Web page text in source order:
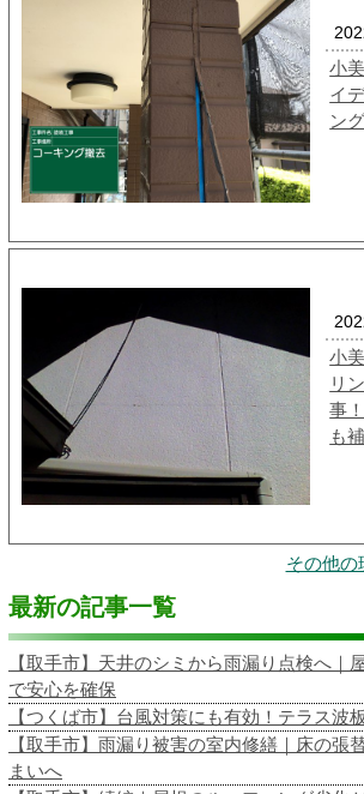
小
イ
ン
小
リ
事
も
その他の
最新の記事一覧
【取手市】天井のシミから雨漏り点検へ｜
で安心を確保
【つくば市】台風対策にも有効！テラス波
【取手市】雨漏り被害の室内修繕｜床の張
まいへ